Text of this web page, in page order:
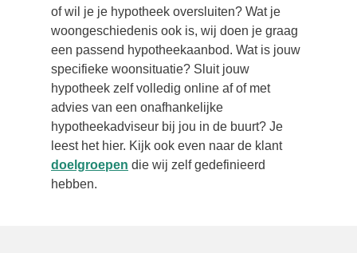
of wil je je hypotheek oversluiten? Wat je
woongeschiedenis ook is, wij doen je graag
een passend hypotheekaanbod. Wat is jouw
specifieke woonsituatie? Sluit jouw
hypotheek zelf volledig online af of met
advies van een onafhankelijke
hypotheekadviseur bij jou in de buurt? Je
leest het hier. Kijk ook even naar de klant
doelgroepen die wij zelf gedefinieerd
hebben.